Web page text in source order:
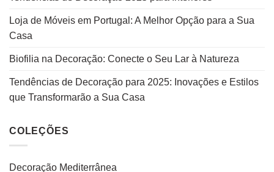
Loja de Móveis em Portugal: A Melhor Opção para a Sua
Casa
Biofilia na Decoração: Conecte o Seu Lar à Natureza
Tendências de Decoração para 2025: Inovações e Estilos
que Transformarão a Sua Casa
COLEÇÕES
Decoração Mediterrânea